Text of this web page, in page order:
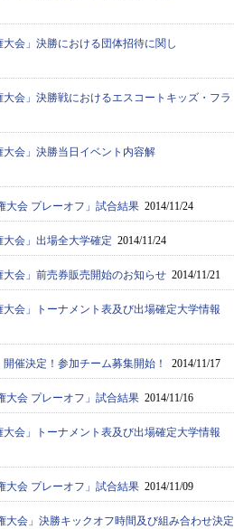
大会」決勝における団体招待に関し
会」決勝戦におけるエスコートキッズ・フラ
大会」決勝当日イベント内容解
大会 プレーオフ」試合結果 2014/11/24
大会」出場全大学確定 2014/11/24
大会」前売券販売開始のお知らせ 2014/11/21
大会」トーナメント表及び出場確定大学情報
催決定！参加チーム募集開始！ 2014/11/17
大会 プレーオフ」試合結果 2014/11/16
大会」トーナメント表及び出場確定大学情報
大会 プレーオフ」試合結果 2014/11/09
大会」決勝キックオフ時間及び組み合わせ決定